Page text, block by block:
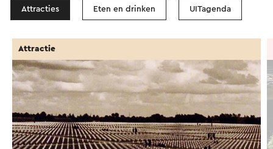
Attracties Eten en drinken UITagenda
Attractie